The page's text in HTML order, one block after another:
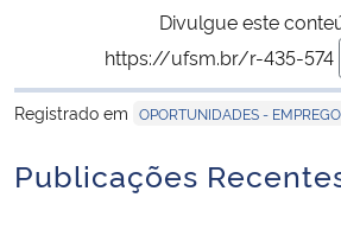
Divulgue este
https://ufsm.br/r-435-574
Registrado em OPORTUNIDADES - EMPREGO
Publicações